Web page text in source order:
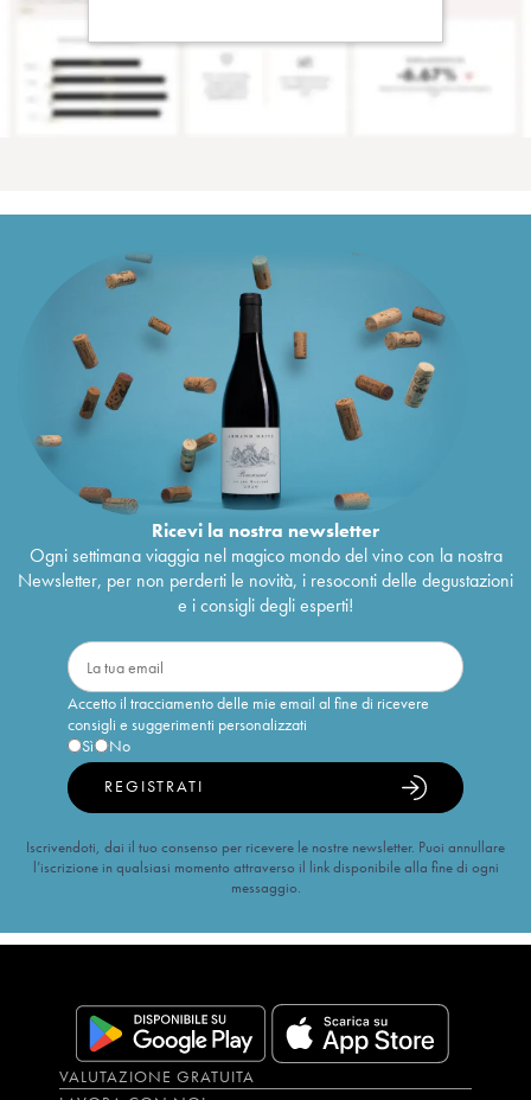
Ricevi la nostra newsletter
Ogni settimana viaggia nel magico mondo del vino con la nostra
Newsletter, per non perderti le novità, i resoconti delle degustazioni
e i consigli degli esperti!
Accetto il tracciamento delle mie email al fine di ricevere
consigli e suggerimenti personalizzati
Sì
No
REGISTRATI
Iscrivendoti, dai il tuo consenso per ricevere le nostre newsletter. Puoi annullare
l’iscrizione in qualsiasi momento attraverso il link disponibile alla fine di ogni
messaggio.
VALUTAZIONE GRATUITA